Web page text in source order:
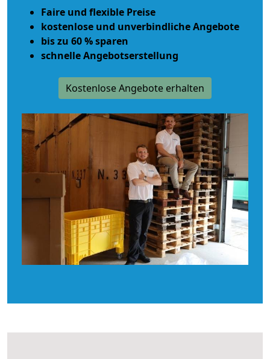
Faire und flexible Preise
kostenlose und unverbindliche Angebote
bis zu 60 % sparen
schnelle Angebotserstellung
Kostenlose Angebote erhalten